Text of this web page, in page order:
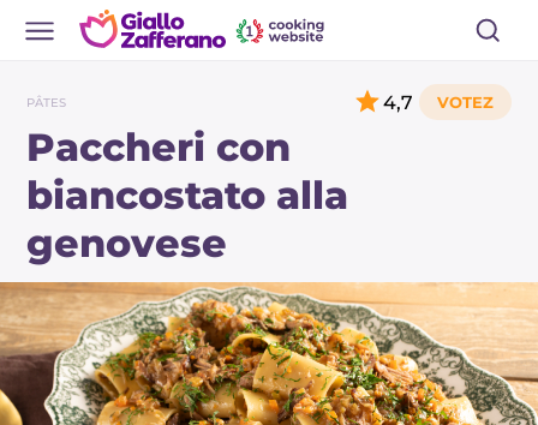
PÂTES
Paccheri con
biancostato alla
genovese
4,7